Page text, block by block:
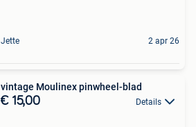
Jette 2 apr 26
vintage Moulinex pinwheel-blad
€ 15,00 Details